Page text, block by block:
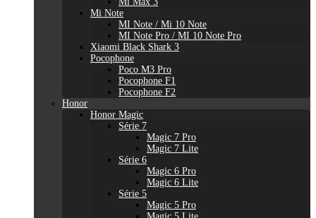
Mi Note
MI Note / Mi 10 Note
MI Note Pro / MI 10 Note Pro
Xiaomi Black Shark 3
Pocophone
Poco M3 Pro
Pocophone F1
Pocophone F2
Honor
Honor Magic
Série 7
Magic 7 Pro
Magic 7 Lite
Série 6
Magic 6 Pro
Magic 6 Lite
Série 5
Magic 5 Pro